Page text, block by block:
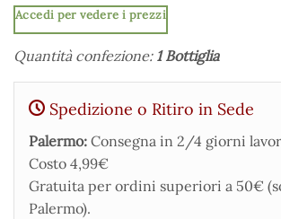
Accedi per vedere i prezzi
Quantità confezione: 1 Bottiglia
Spedizione o Ritiro in Sede
Palermo: Consegna in 2/4 giorni
Costo 4,99€
Gratuita per ordini superiori a 50€
Palermo).